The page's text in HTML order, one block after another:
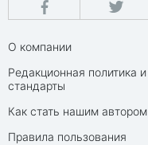
О компании
Редакционная политика и
стандарты
Как стать нашим автором
Правила пользования